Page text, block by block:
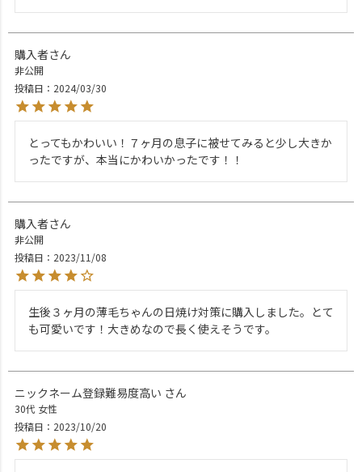
購入者
非公開
投稿日
2024/03/30
とってもかわいい！７ヶ月の息子に被せてみると少し大きか
ったですが、本当にかわいかったです！！
購入者
非公開
投稿日
2023/11/08
生後３ヶ月の薄毛ちゃんの日焼け対策に購入しました。とて
も可愛いです！大きめなので長く使えそうです。
ニックネーム登録難易度高い
30代 女性
投稿日
2023/10/20